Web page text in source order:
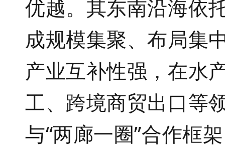
优越。其东南沿海依
成规模集聚、布局集
产业互补性强，在水
工、跨境商贸出口等
与“两廊一圈”合作框